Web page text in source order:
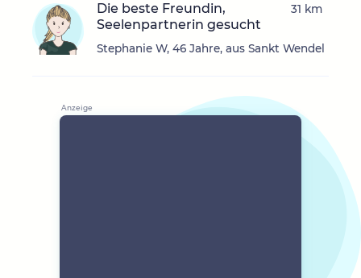
Die beste Freundin,
Seelenpartnerin gesucht
Stephanie W, 46 Jahre, aus Sankt Wendel
31 km